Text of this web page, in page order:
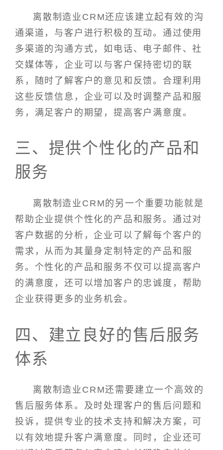
离散制造业CRM还应该建立起有效的沟
通渠道，与客户进行积极的互动。通过使用
多渠道的沟通方式，如电话、电子邮件、社
交媒体等，企业可以与客户保持密切的联
系，随时了解客户的意见和反馈。合理利用
这些反馈信息，企业可以及时调整产品和服
务，满足客户的期望，提高客户满意度。
三、提供个性化的产品和
服务
离散制造业CRM的另一个重要功能就是
帮助企业提供个性化的产品和服务。通过对
客户数据的分析，企业可以了解每个客户的
需求，从而为其量身定制特定的产品和服
务。个性化的产品和服务不仅可以提高客户
的满意度，还可以增加客户的忠诚度，帮助
企业获得更多的业务机会。
四、建立良好的售后服务
体系
离散制造业CRM还需要建立一个高效的
售后服务体系。及时处理客户的售后问题和
投诉，提供专业的技术支持和解决方案，可
以有效地提升客户满意度。同时，企业还可